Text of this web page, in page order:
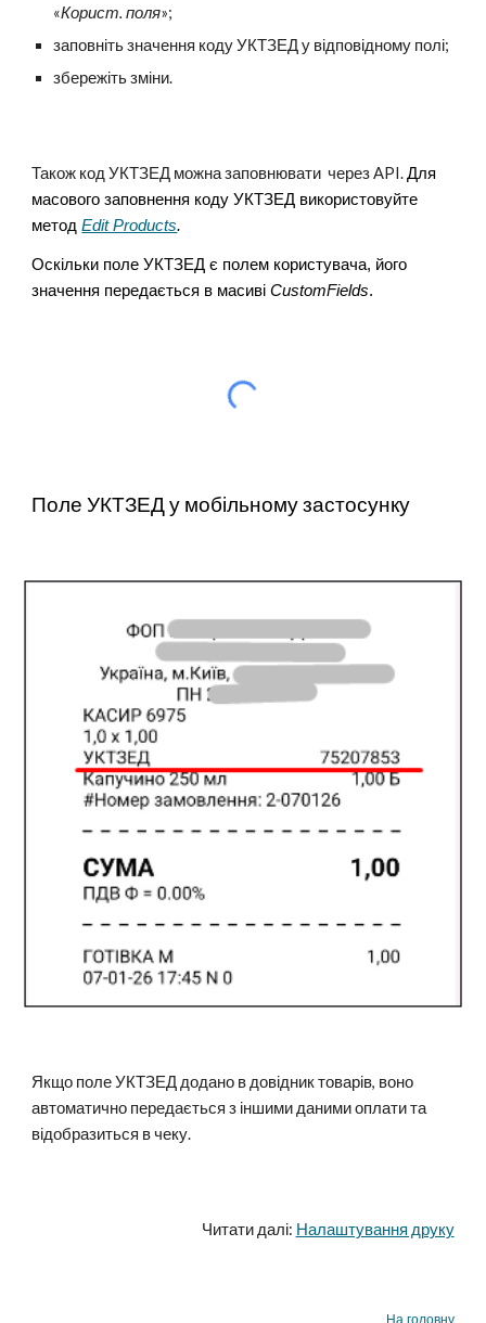
«Корист. поля»;
заповніть значення коду УКТЗЕД у відповідному полі;
збережіть зміни.
Також код УКТЗЕД можна заповнювати через API.Для
масового заповнення коду УКТЗЕД використовуйте
методEdit Products.
Оскільки поле УКТЗЕД є полем користувача, його
значення передається в масивіCustomFields.
Поле УКТЗЕД у мобільному застосунку
Якщо поле УКТЗЕД додано в довідник товарів, воно
автоматично передається з іншими даними оплати та
відобразиться в чеку.
Читати далі: Налаштування друку
На головну